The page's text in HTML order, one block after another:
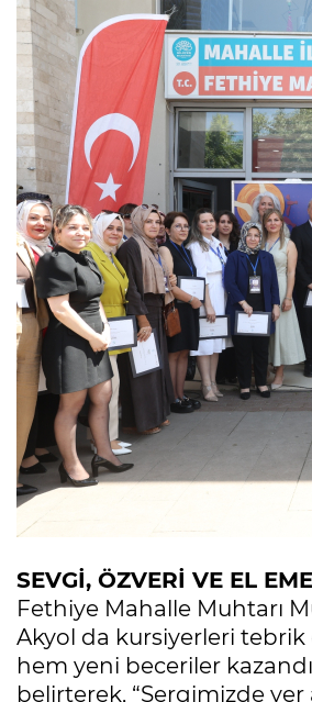
SEVGİ, ÖZVERİ VE EL
Fethiye Mahalle Muhtarı
Akyol da kursiyerleri tebrik
hem yeni beceriler
belirterek, “Sergimizde